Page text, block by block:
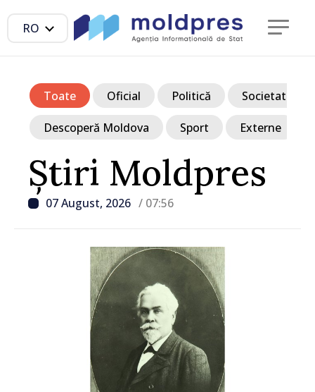
RO
Știri Moldpres
07 August, 2026 / 07:56
Toate Oficial Politică Societate
Descoperă Moldova Sport Externe